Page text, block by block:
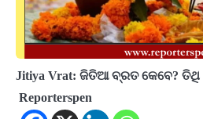
Jitiya Vrat: ଜିତିଆ ବ୍ରତ କେବେ?
Reporterspen